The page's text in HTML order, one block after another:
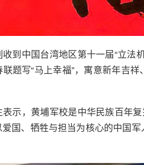
到中国台湾地区第十一届“立法
题写“马上幸福”，寓意新年吉
示，黄埔军校是中华民族百年
国、牺牲与担当为核心的中国